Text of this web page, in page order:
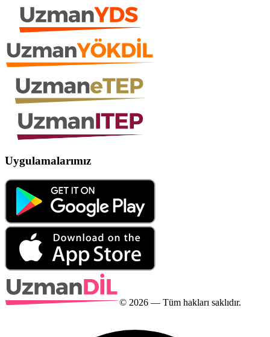
Uygulamalarımız
© 2026 — Tüm hakları saklıdır.